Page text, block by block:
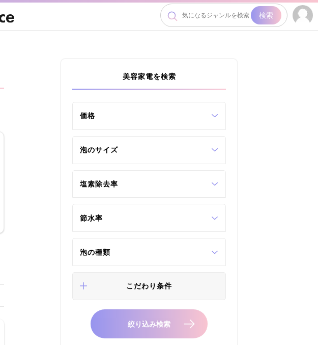
検索
美容家電を検索
価格
泡のサイズ
塩素除去率
節水率
泡の種類
こだわり条件
絞り込み検索